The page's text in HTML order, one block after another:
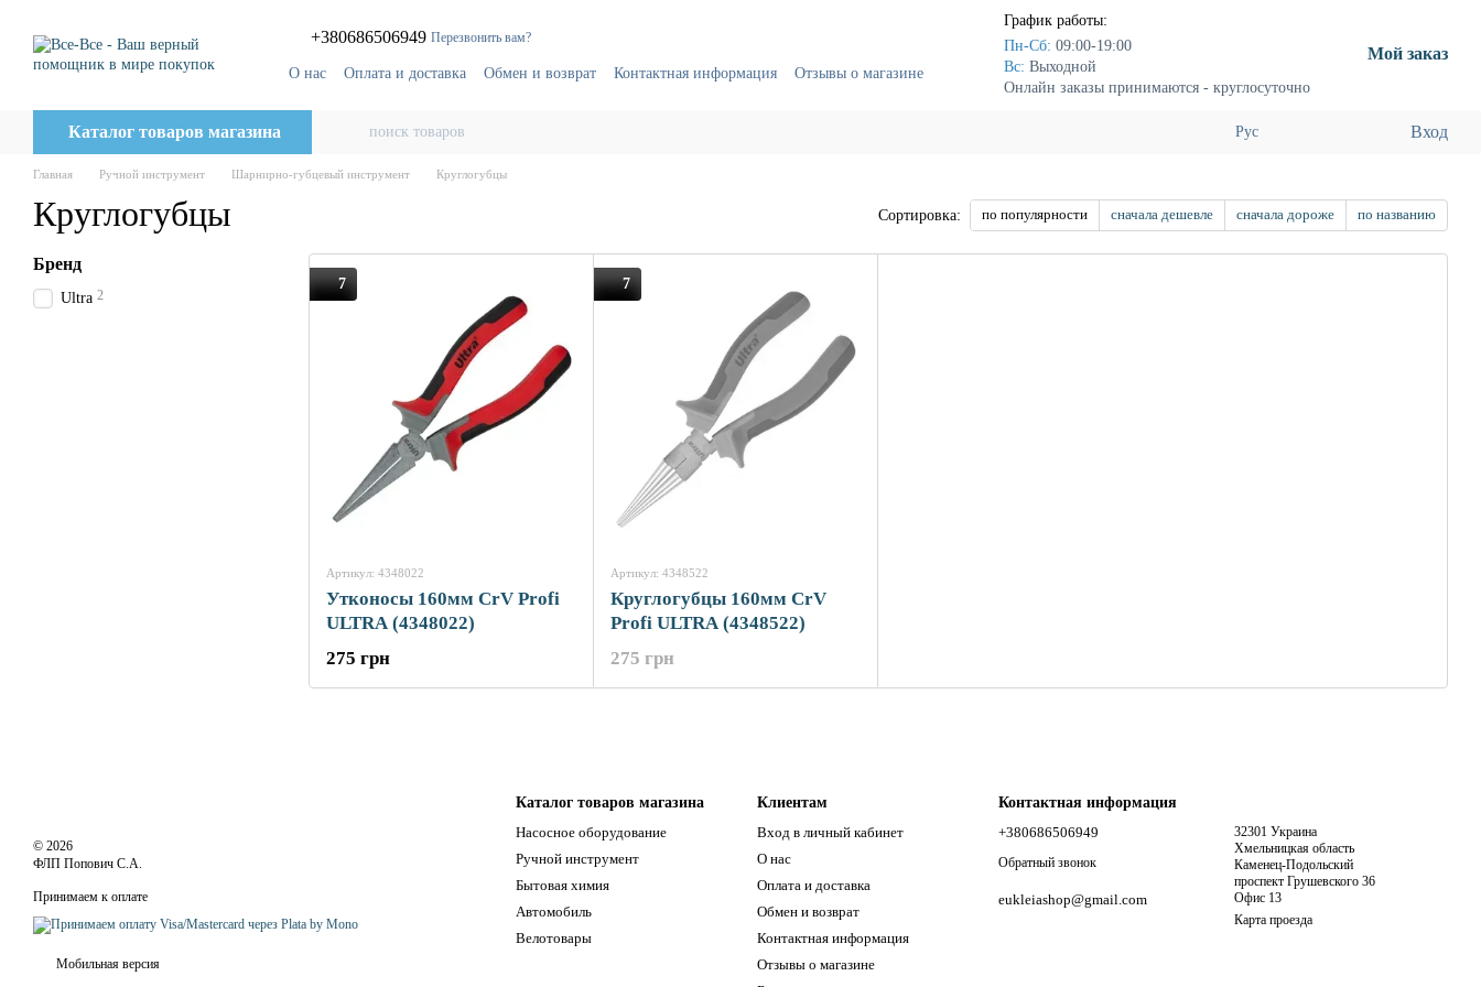
+380686506949 Перезвонить вам?
О нас Оплата и доставка Обмен и возврат Контактная информация
Отзывы о магазине
График работы:
Пн-Сб: 09:00-19:00
Вс: Выходной
Онлайн заказы принимаются - круглосуточно
Мой заказ
Каталог товаров магазина Рус Вход
Главная Ручной инструмент Шарнирно-губцевый инструмент Круглогубцы
Круглогубцы Сортировка: по популярности сначала дешевле сначала дороже по названию
7
Артикул: 4348022
Утконосы 160мм CrV Profi
ULTRA (4348022)
275 грн
7
Артикул: 4348522
Круглогубцы 160мм CrV
Profi ULTRA (4348522)
275 грн
Бренд
Ultra 2
© 2026
ФЛП Попович С.А.
Принимаем к оплате
Мобильная версия
Каталог товаров магазина
Насосное оборудование
Ручной инструмент
Бытовая химия
Автомобиль
Велотовары
Клиентам
Вход в личный кабинет
О нас
Оплата и доставка
Обмен и возврат
Контактная информация
Отзывы о магазине
Контактная информация
+380686506949
Обратный звонок
eukleiashop@gmail.com
32301 Украина
Хмельницкая область
Каменец-Подольский
проспект Грушевского 36
Офис 13
Карта проезда